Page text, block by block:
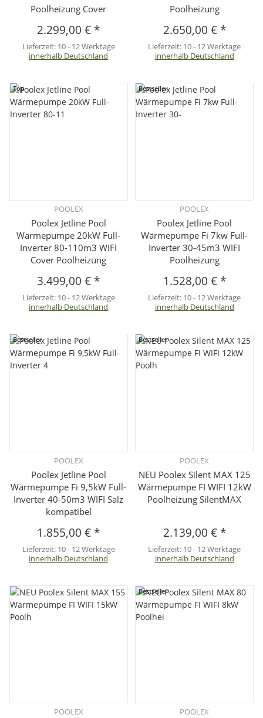
Poolheizung Cover
2.299,00 € *
Lieferzeit: 10 - 12 Werktage
innerhalb Deutschland
Poolheizung
2.650,00 € *
Lieferzeit: 10 - 12 Werktage
innerhalb Deutschland
Top
POOLEX
Poolex Jetline Pool
Wärmepumpe 20kW Full-
Inverter 80-110m3 WIFI
Cover Poolheizung
3.499,00 € *
Lieferzeit: 10 - 12 Werktage
innerhalb Deutschland
Bestseller
POOLEX
Poolex Jetline Pool
Wärmepumpe Fi 7kw Full-
Inverter 30-45m3 WIFI
Poolheizung
1.528,00 € *
Lieferzeit: 10 - 12 Werktage
innerhalb Deutschland
Bestseller
POOLEX
Poolex Jetline Pool
Wärmepumpe Fi 9,5kW Full-
Inverter 40-50m3 WIFI Salz
kompatibel
1.855,00 € *
Lieferzeit: 10 - 12 Werktage
innerhalb Deutschland
Bestseller
POOLEX
NEU Poolex Silent MAX 125
Wärmepumpe FI WIFI 12kW
Poolheizung SilentMAX
2.139,00 € *
Lieferzeit: 10 - 12 Werktage
innerhalb Deutschland
POOLEX
Bestseller
POOLEX